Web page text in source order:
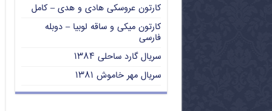
کارتون عروسکی هادی و هدی – کامل
کارتون میکی و ساقه لوبیا – دوبله
فارسی
سریال گارد ساحلی ۱۳۸۴
سریال مهر خاموش ۱۳۸۱